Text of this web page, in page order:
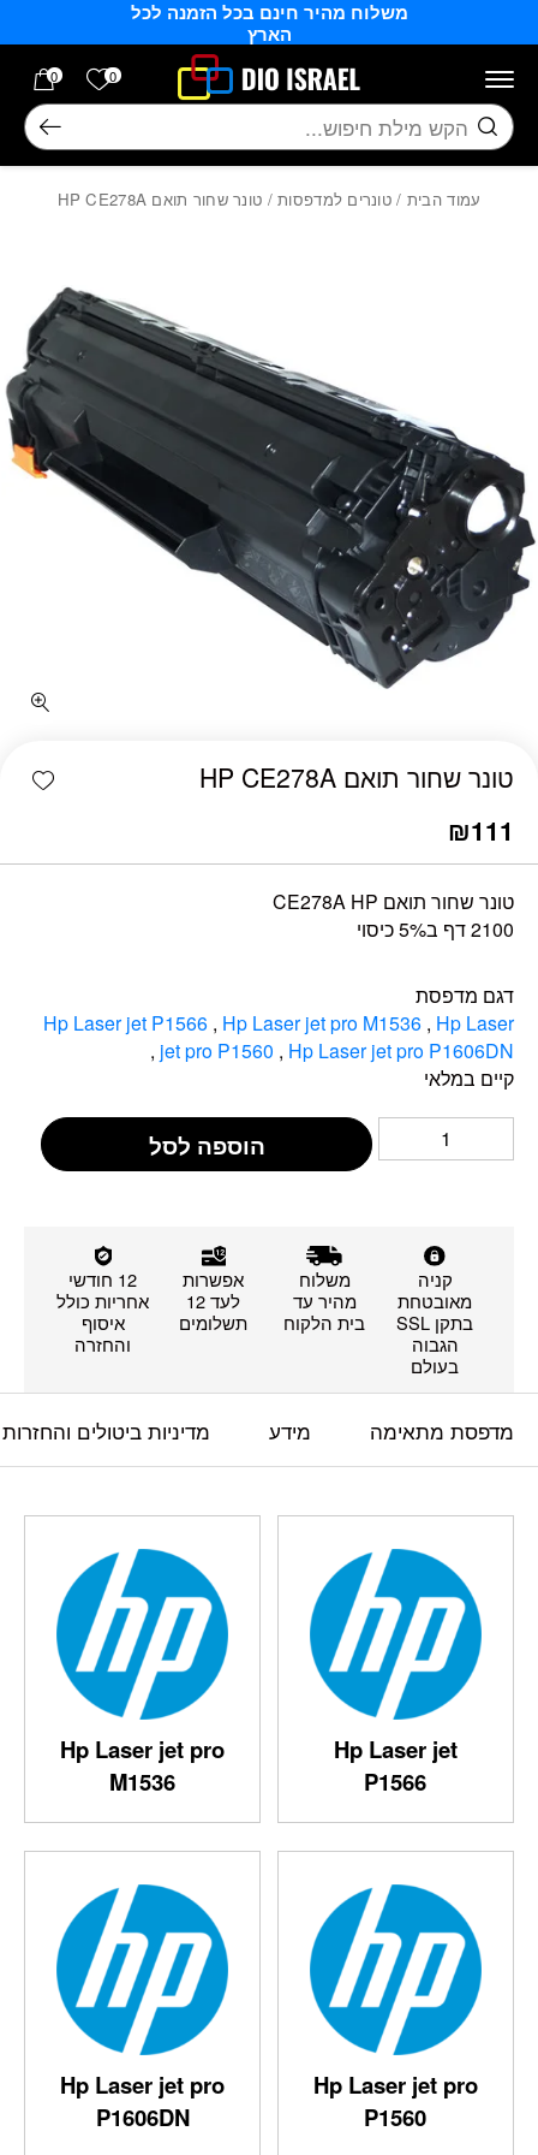
משלוח מהיר חינם בכל הזמנה לכל
הארץ
0 הרשימה
0
חיפוש
עמוד הבית / טונרים למדפסות/ טונר שחור תואם HP CE278A
טונר שחור תואם HP CE278A
₪111
טונר שחור תואם CE278A HP
2100 דף ב5% כיסוי
דגם מדפסת
Hp Laser jet P1566 , Hp Laser jet pro M1536 , Hp Laser
jet pro P1560 , Hp Laser jet pro P1606DN
,
קיים במלאי
הוספה לסל
קניה
מאובטחת
בתקן SSL
הגבוה
בעולם
משלוח
מהיר עד
בית הלקוח
אפשרות
לעד 12
תשלומים
12 חודשי
אחריות כולל
איסוף
והחזרה
מדפסת מתאימה מידע מדיניות ביטולים והחזרות
Hp Laser jet
P1566
Hp Laser jet pro
M1536
Hp Laser jet pro
P1560
Hp Laser jet pro
P1606DN